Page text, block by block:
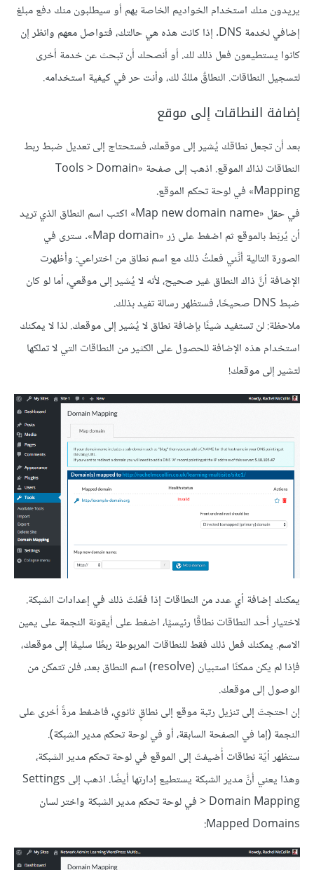
يريدون منك استخدام الخواديم الخاصة بهم أو سيطلبون منك دفع مبلغ
إضافي لخدمة DNS. إذا كانت هذه هي حالتك، فتواصل معهم وانظر إن
كانوا يستطيعون فعل ذلك لك. أو أنصحك أن تبحث عن خدمة أخرى
لتسجيل النطاقات. النطاقٌ ملكٌ لك، وأنت حر في كيفية استخدامه.
إضافة النطاقات إلى موقع
بعد أن تجعل نطاقك يُشير إلى موقعك، فستحتاج إلى تعديل ضبط ربط
النطاقات لذاك الموقع. اذهب إلى صفحة «Tools > Domain
Mapping» في لوحة تحكم الموقع.
في حقل «Map new domain name» اكتب اسم النطاق الذي تريد
أن يُربَط بالموقع ثم اضغط على زر «Map domain». سترى في
الصورة التالية أنَّني فعلتُ ذلك مع اسم نطاق من اختراعي: وأظهرت
الإضافة أنَّ ذاك النطاق غير صحيح، لأنه لا يُشير إلى موقعي، أما لو كان
ضبط DNS صحيحًا، فستظهر رسالة تفيد بذلك.
ملاحظة: لن تستفيد شيئًا بإضافة نطاق لا يُشير إلى موقعك. لذا لا يمكنك
استخدام هذه الإضافة للحصول على الكثير من النطاقات التي لا تملكها
لتشير إلى موقعك!
يمكنك إضافة أي عدد من النطاقات إذا فعّلتَ ذلك في إعدادات الشبكة.
لاختيار أحد النطاقات نطاقًا رئيسيًا، اضغط على أيقونة النجمة على يمين
الاسم. يمكنك فعل ذلك فقط للنطاقات المربوطة ربطًا سليمًا إلى موقعك،
فإذا لم يكن ممكنًا استبيان (resolve) اسم النطاق بعد، فلن تتمكن من
الوصول إلى موقعك.
إن احتجتَ إلى تنزيل رتبة موقع إلى نطاقٍ ثانوي، فاضغط مرةً أخرى على
النجمة (إما في الصفحة السابقة، أو في لوحة تحكم مدير الشبكة).
ستظهر أيّة نطاقات أُضيفتَ إلى الموقع في لوحة تحكم مدير الشبكة،
وهذا يعني أنَّ مدير الشبكة يستطيع إدارتها أيضًا. اذهب إلى Settings
> Domain Mapping في لوحة تحكم مدير الشبكة واختر لسان
Mapped Domains: